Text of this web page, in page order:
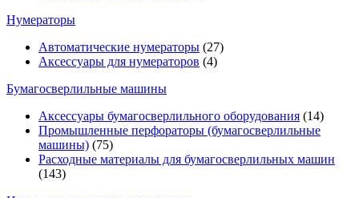
Нумераторы
Автоматические нумераторы (27)
Аксессуары для нумераторов (4)
Бумагосверлильные машины
Аксессуары бумагосверлильного оборудования (14)
Промышленные перфораторы (бумагосверлильные
машины) (75)
Расходные материалы для бумагосверлильных машин
(143)